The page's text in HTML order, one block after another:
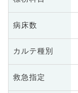
病床数
カルテ種別
救急指定